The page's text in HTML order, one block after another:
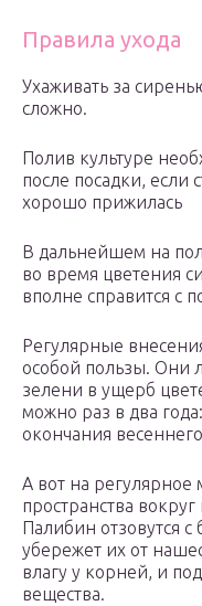
Правила ухода
Ухаживать за
сложно.
Полив культуре
после посадки, если
хорошо прижилась
В дальнейшем на
во время цветения
вполне справится с
Регулярные
особой пользы. Они
зелени в ущерб
можно раз в два
окончания
А вот на регулярное
пространства
Палибин отзовутся
убережет их от
влагу у корней, и
вещества.